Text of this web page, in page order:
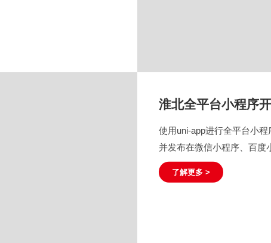
淮北全平台小程序
使用uni-app进行全平台小
并发布在微信小程序、百度
了解更多 >